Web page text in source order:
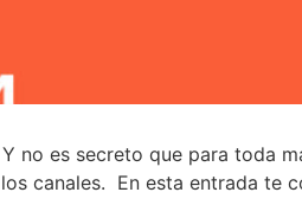
no es secreto que para toda
canales. En esta entrada te